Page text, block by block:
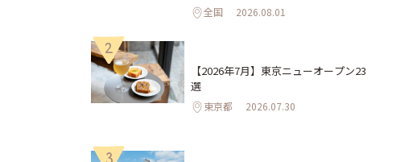
全国 2026.08.01
2
【2026年7月】東京ニューオープン23
選
東京都 2026.07.30
3